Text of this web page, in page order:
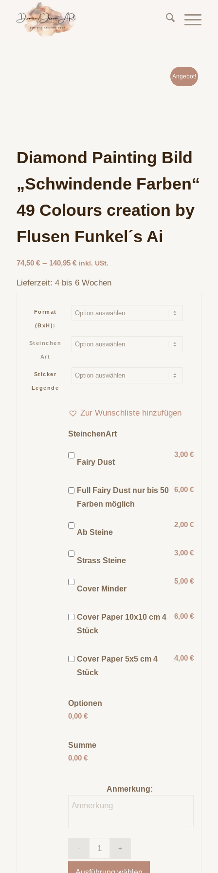
Angebot!
Diamond Painting Bild
„Schwindende Farben“
49 Colours creation by
Flusen Funkel´s Ai
74,50 €– 140,95 € inkl. USt.
Lieferzeit: 4 bis 6 Wochen
Format
(BxH):
Steinchen
Art
Sticker
Legende
Zur Wunschliste hinzufügen
SteinchenArt
Fairy Dust
3,00 €
Full Fairy Dust nur bis 50
Farben möglich
6,00 €
Ab Steine
2,00 €
Strass Steine
3,00 €
Cover Minder
5,00 €
Cover Paper 10x10 cm 4
Stück
6,00 €
Cover Paper 5x5 cm 4
Stück
4,00 €
Optionen
0,00 €
Summe
0,00 €
Anmerkung: